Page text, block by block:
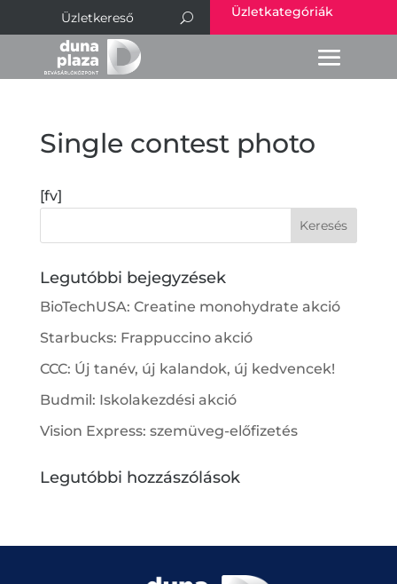
Üzletkategóriák
Single contest photo
[fv]
Legutóbbi bejegyzések
BioTechUSA: Creatine monohydrate akció
Starbucks: Frappuccino akció
CCC: Új tanév, új kalandok, új kedvencek!
Budmil: Iskolakezdési akció
Vision Express: szemüveg-előfizetés
Legutóbbi hozzászólások